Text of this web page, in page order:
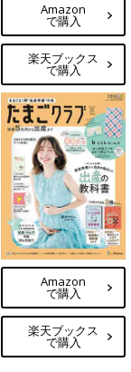
Amazon
で購入
楽天ブックス
で購入
Amazon
で購入
楽天ブックス
で購入